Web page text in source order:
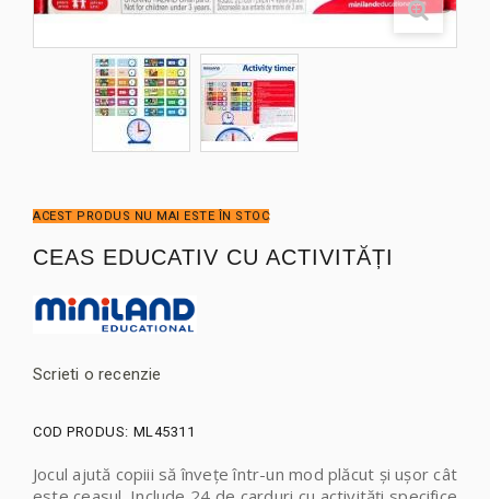
ACEST PRODUS NU MAI ESTE ÎN STOC
CEAS EDUCATIV CU ACTIVITĂȚI
Scrieti o recenzie
COD PRODUS: ML45311
Jocul ajută copiii să învețe într-un mod plăcut și ușor cât